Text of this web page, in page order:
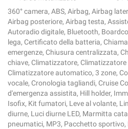
360° camera, ABS, Airbag, Airbag
Airbag posteriore, Airbag testa,
Autoradio digitale, Bluetooth,
lega, Certificato della batteria,
emergenze, Chiusura centralizzata,
chiave, Climatizzatore,
Climatizzatore automatico, 3 zone,
vocale, Cronologia tagliandi, Cruise
d'emergenza assistita, Hill holder,
Isofix, Kit fumatori, Leve al volante,
diurne, Luci diurne LED, Marmitta
pneumatici, MP3, Pacchetto